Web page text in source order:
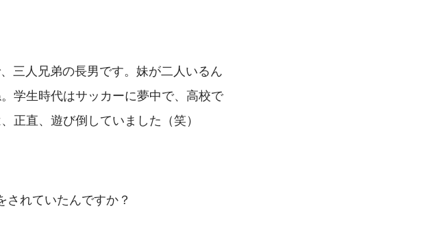
三人兄弟の長男です。妹が二人いるん
学生時代はサッカーに夢中で、高校で
正直、遊び倒していました（笑）
れていたんですか？